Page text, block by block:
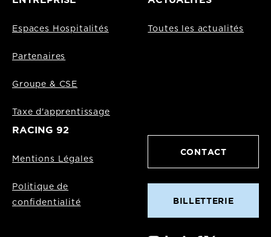
Espaces Hospitalités
Partenaires
Groupe & CSE
Taxe d'apprentissage
Toutes les actualités
RACING 92
Mentions Légales
Politique de
confidentialité
CONTACT
BILLETTERIE